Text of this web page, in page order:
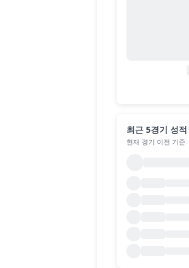
최근 5경기 성적
현재 경기 이전 기준